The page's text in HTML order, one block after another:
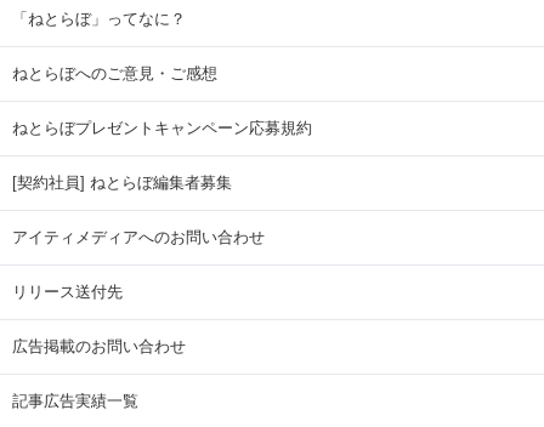
「ねとらぼ」ってなに？
ねとらぼへのご意見・ご感想
ねとらぼプレゼントキャンペーン応募規約
[契約社員] ねとらぼ編集者募集
アイティメディアへのお問い合わせ
リリース送付先
広告掲載のお問い合わせ
記事広告実績一覧